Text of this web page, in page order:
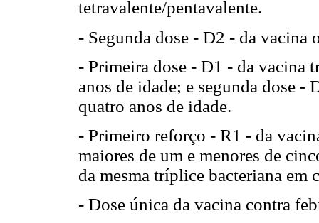
tetravalente/pentavalente.
- Segunda dose - D2 - da
- Primeira dose - D1 - da vacina
anos de idade; e segunda dose
quatro anos de idade.
- Primeiro reforço - R1 - da
maiores de um e menores de
da mesma tríplice bacteriana em
- Dose única da vacina contra